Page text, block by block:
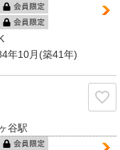
年10月(築41年)
谷駅